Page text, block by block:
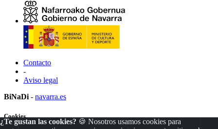
Contacto
-
Aviso legal
BiNaDi - navarra.es
¿Te gustan las cookies? 🍪 Nosotros usamos cookies para
Cookies